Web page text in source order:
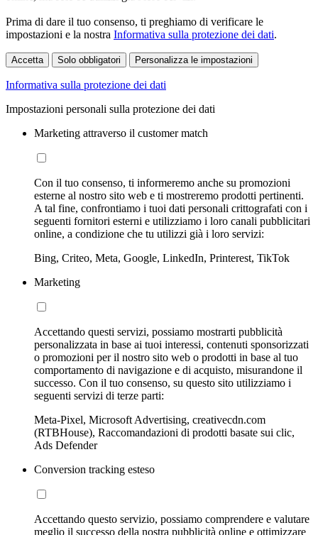
Prima di dare il tuo consenso, ti preghiamo di verificare le
impostazioni e la nostra Informativa sulla protezione dei dati.
Accetta Solo obbligatori Personalizza le impostazioni
Informativa sulla protezione dei dati
Impostazioni personali sulla protezione dei dati
Marketing attraverso il customer match
Con il tuo consenso, ti informeremo anche su promozioni
esterne al nostro sito web e ti mostreremo prodotti pertinenti.
A tal fine, confrontiamo i tuoi dati personali crittografati con i
seguenti fornitori esterni e utilizziamo i loro canali pubblicitari
online, a condizione che tu utilizzi già i loro servizi:
Bing, Criteo, Meta, Google, LinkedIn, Printerest, TikTok
Marketing
Accettando questi servizi, possiamo mostrarti pubblicità
personalizzata in base ai tuoi interessi, contenuti sponsorizzati
o promozioni per il nostro sito web o prodotti in base al tuo
comportamento di navigazione e di acquisto, misurandone il
successo. Con il tuo consenso, su questo sito utilizziamo i
seguenti servizi di terze parti:
Meta-Pixel, Microsoft Advertising, creativecdn.com
(RTBHouse), Raccomandazioni di prodotti basate sui clic,
Ads Defender
Conversion tracking esteso
Accettando questo servizio, possiamo comprendere e valutare
meglio il successo della nostra pubblicità online e ottimizzare